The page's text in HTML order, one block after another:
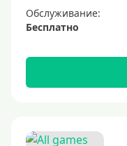
Обслуживание:
Бесплатно